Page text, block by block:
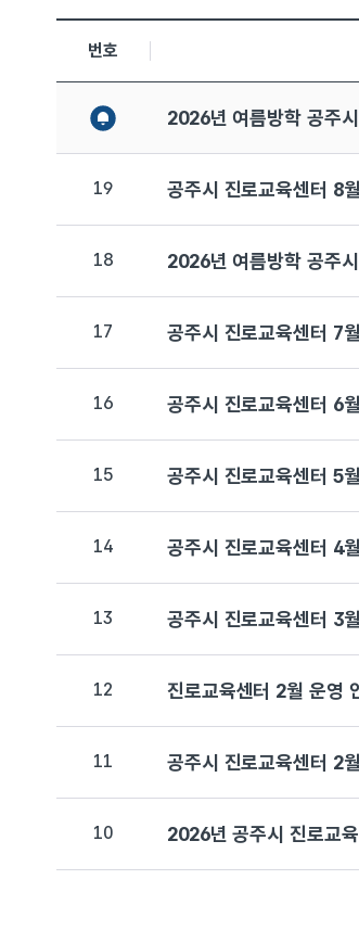
진로교육센터 > 공지사항 목록으로 번호,
번호
2026년 여름방학 공주
19 공주시 진로교육센터 8
18 2026년 여름방학 공주
17 공주시 진로교육센터 7
16 공주시 진로교육센터 6
15 공주시 진로교육센터 5
14 공주시 진로교육센터 4
13 공주시 진로교육센터 3
12 진로교육센터 2월 운영
11 공주시 진로교육센터 2
10 2026년 공주시 진로교